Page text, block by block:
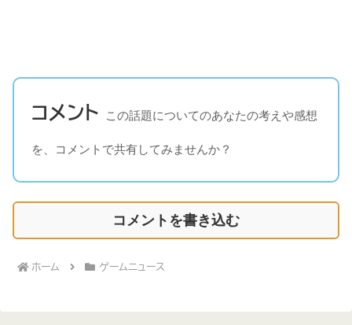
コメント この話題についてのあなたの考えや感想
を、コメントで共有してみませんか？
コメントを書き込む
ホーム ゲームニュース